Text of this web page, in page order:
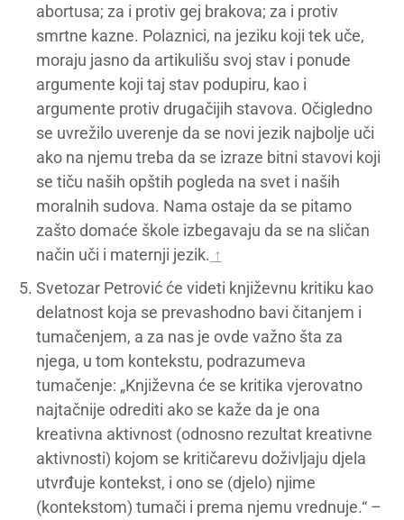
abortusa; za i protiv gej brakova; za i protiv
smrtne kazne. Polaznici, na jeziku koji tek uče,
moraju jasno da artikulišu svoj stav i ponude
argumente koji taj stav podupiru, kao i
argumente protiv drugačijih stavova. Očigledno
se uvrežilo uverenje da se novi jezik najbolje uči
ako na njemu treba da se izraze bitni stavovi koji
se tiču naših opštih pogleda na svet i naših
moralnih sudova. Nama ostaje da se pitamo
zašto domaće škole izbegavaju da se na sličan
način uči i maternji jezik. ↑
Svetozar Petrović će videti književnu kritiku kao
delatnost koja se prevashodno bavi čitanjem i
tumačenjem, a za nas je ovde važno šta za
njega, u tom kontekstu, podrazumeva
tumačenje: „Književna će se kritika vjerovatno
najtačnije odrediti ako se kaže da je ona
kreativna aktivnost (odnosno rezultat kreativne
aktivnosti) kojom se kritičarevu doživljaju djela
utvrđuje kontekst, i ono se (djelo) njime
(kontekstom) tumači i prema njemu vrednuje.“ –